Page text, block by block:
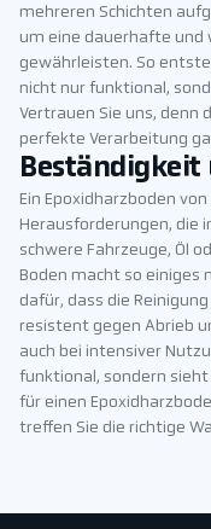
mehreren Schichten
um eine dauerhafte und
gewährleisten. So
nicht nur funktional,
Vertrauen Sie uns, denn
perfekte Verarbeitung
Beständigkeit
Ein Epoxidharzboden
Herausforderungen, die
schwere Fahrzeuge, Öl
Boden macht so einiges
dafür, dass die
resistent gegen Abrieb
auch bei intensiver
funktional, sondern sieht
für einen
treffen Sie die richtige